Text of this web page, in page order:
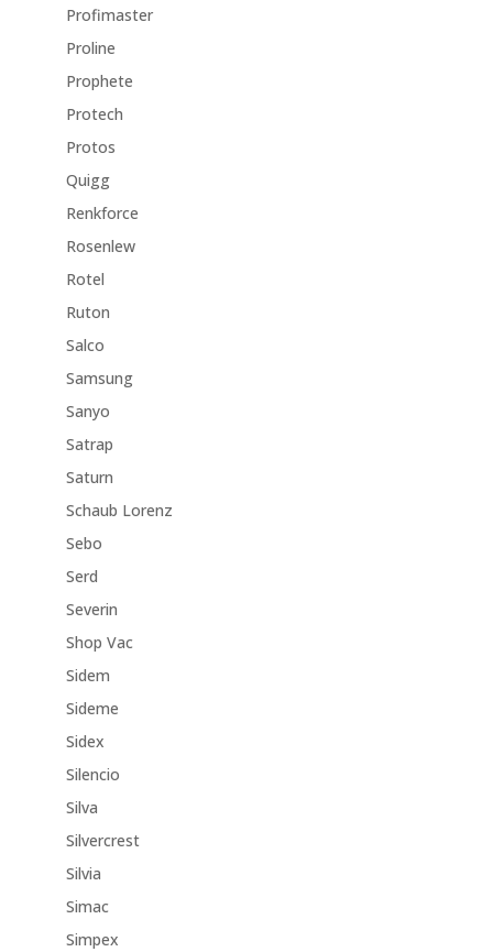
Profimaster
Proline
Prophete
Protech
Protos
Quigg
Renkforce
Rosenlew
Rotel
Ruton
Salco
Samsung
Sanyo
Satrap
Saturn
Schaub Lorenz
Sebo
Serd
Severin
Shop Vac
Sidem
Sideme
Sidex
Silencio
Silva
Silvercrest
Silvia
Simac
Simpex